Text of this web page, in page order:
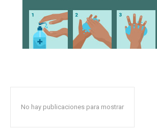
No hay publicaciones para mostrar